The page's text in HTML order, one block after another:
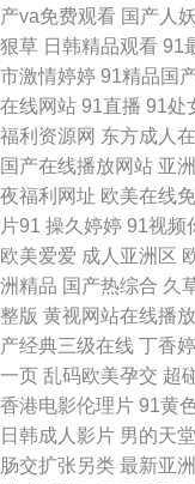
夜成人黑料福利 成人巨
青娱乐99在线 91大神车
频蜜 国产九区第八页 色
天党 91九色巨乳 国产在
视频久久 色香蕉aⅴ 91黄
探花 婷婷久久性爱精品
91中文啦视频 国产91网
观看 日韩大香蕉在线 91
产va免费观看 国产人
狠草 日韩精品观看 91
市激情婷婷 91精品国
在线网站 91直播 91处
福利资源网 东方成人
国产在线播放网站 亚
夜福利网址 欧美在线
片91 操久婷婷 91视频
欧美爱爱 成人亚洲区
洲精品 国产热综合 久
整版 黄视网站在线播放
产经典三级在线 丁香
一页 乱码欧美孕交 超
香港电影伦理片 91黄
日韩成人影片 男的天
肠交扩张另类 最新亚